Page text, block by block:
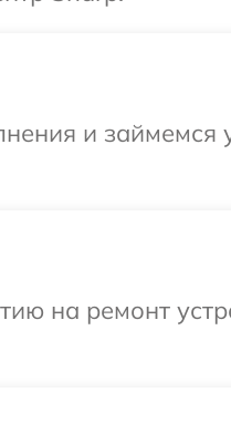
и займемся
на ремонт